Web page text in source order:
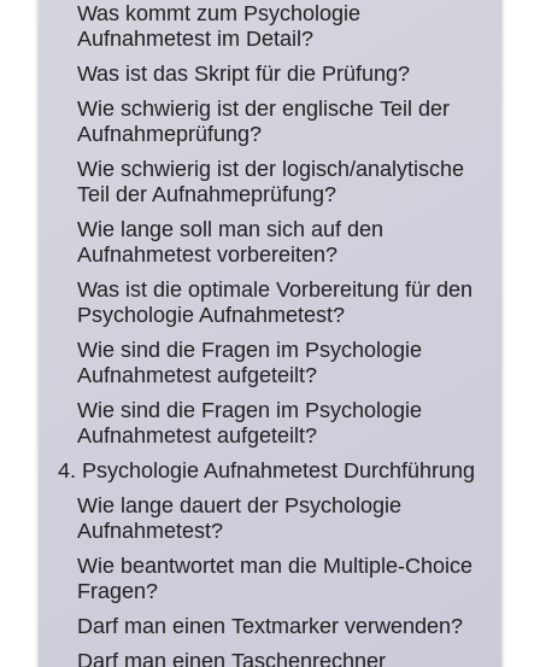
Was kommt zum Psychologie
Aufnahmetest im Detail?
Was ist das Skript für die Prüfung?
Wie schwierig ist der englische Teil der
Aufnahmeprüfung?
Wie schwierig ist der logisch/analytische
Teil der Aufnahmeprüfung?
Wie lange soll man sich auf den
Aufnahmetest vorbereiten?
Was ist die optimale Vorbereitung für den
Psychologie Aufnahmetest?
Wie sind die Fragen im Psychologie
Aufnahmetest aufgeteilt?
Wie sind die Fragen im Psychologie
Aufnahmetest aufgeteilt?
4. Psychologie Aufnahmetest Durchführung
Wie lange dauert der Psychologie
Aufnahmetest?
Wie beantwortet man die Multiple-Choice
Fragen?
Darf man einen Textmarker verwenden?
Darf man einen Taschenrechner